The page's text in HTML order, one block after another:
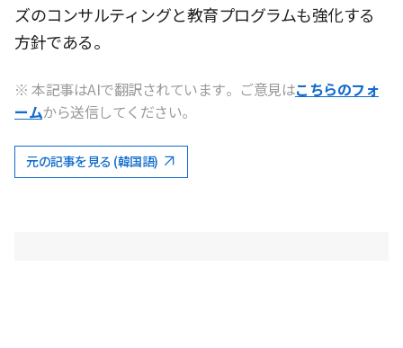
ズのコンサルティングと教育プログラムも強化する
方針である。
※ 本記事はAIで翻訳されています。ご意見はこちらのフォ
ームから送信してください。
元の記事を見る (韓国語)